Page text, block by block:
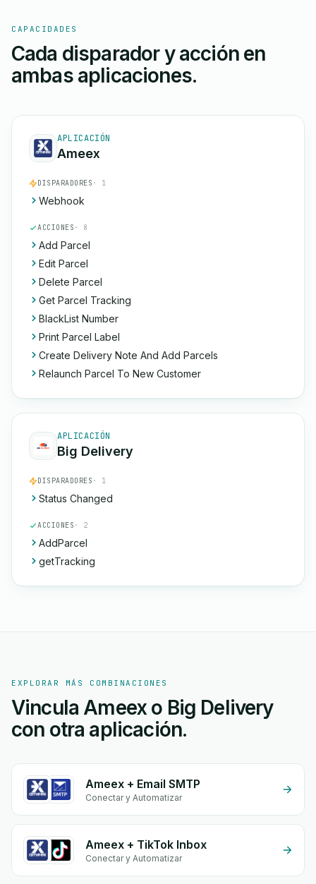
CAPACIDADES
Cada disparador y acción en
ambas aplicaciones.
APLICACIÓN
Ameex
DISPARADORES · 1
Webhook
ACCIONES · 8
Add Parcel
Edit Parcel
Delete Parcel
Get Parcel Tracking
BlackList Number
Print Parcel Label
Create Delivery Note And Add Parcels
Relaunch Parcel To New Customer
APLICACIÓN
Big Delivery
DISPARADORES · 1
Status Changed
ACCIONES · 2
AddParcel
getTracking
EXPLORAR MÁS COMBINACIONES
Vincula Ameex o Big Delivery
con otra aplicación.
Ameex + Email SMTP
Conectar y Automatizar
Ameex + TikTok Inbox
Conectar y Automatizar